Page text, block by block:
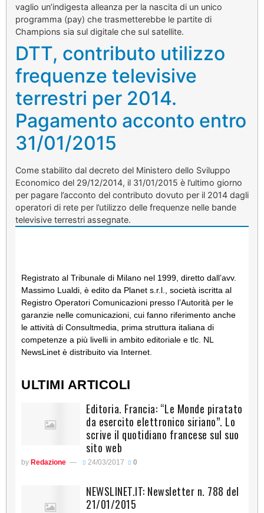
vaglio un’indigesta alleanza per la nascita di un unico
programma (pay) che trasmetterebbe le partite di
Champions sia sul digitale che sul satellite.
DTT, contributo utilizzo
frequenze televisive
terrestri per 2014.
Pagamento acconto entro
31/01/2015
Come stabilito dal decreto del Ministero dello Sviluppo
Economico del 29/12/2014, il 31/01/2015 è l’ultimo giorno
per pagare l’acconto del contributo dovuto per il 2014 dagli
operatori di rete per l’utilizzo delle frequenze nelle bande
televisive terrestri assegnate.
Registrato al Tribunale di Milano nel 1999, diretto dall’avv.
Massimo Lualdi, è edito da Planet s.r.l., società iscritta al
Registro Operatori Comunicazioni presso l’Autorità per le
garanzie nelle comunicazioni, cui fanno riferimento anche
le attività di Consultmedia, prima struttura italiana di
competenze a più livelli in ambito editoriale e tlc. NL
NewsLinet è distribuito via Internet.
ULTIMI ARTICOLI
Editoria. Francia: “Le Monde piratato
da esercito elettronico siriano”. Lo
scrive il quotidiano francese sul suo
sito web
by Redazione 24/03/2017 0
NEWSLINET.IT: Newsletter n. 788 del
21/01/2015